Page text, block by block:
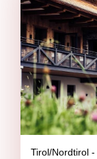
Tirol/Nordtirol -